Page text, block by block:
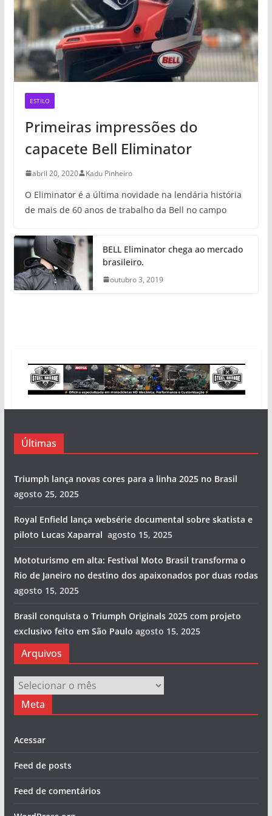
ESTILO
Primeiras impressões do
capacete Bell Eliminator
abril 20, 2020 Kadu Pinheiro
O Eliminator é a última novidade na lendária história
de mais de 60 anos de trabalho da Bell no campo
BELL Eliminator chega ao mercado
brasileiro.
outubro 3, 2019
Últimas
Triumph lança novas cores para a linha 2025 no Brasil
agosto 25, 2025
Royal Enfield lança websérie documental sobre skatista e
piloto Lucas Xaparral agosto 15, 2025
Mototurismo em alta: Festival Moto Brasil transforma o
Rio de Janeiro no destino dos apaixonados por duas rodas
agosto 15, 2025
Brasil conquista o Triumph Originals 2025 com projeto
exclusivo feito em São Paulo agosto 15, 2025
Arquivos
Arquivos
Meta
Acessar
Feed de posts
Feed de comentários